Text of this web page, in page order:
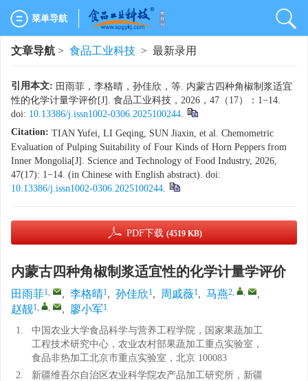
菜单导航
文章导航 > 食品工业科技 > 最新录用
引用本文: 田雨菲，李格晴，孙佳欣，等. 内蒙古四种角椒制浆适宜
性的化学计量学评价[J]. 食品工业科技，2026，47（17）：1−14.
doi: 10.13386/j.issn1002-0306.2025100244.
Citation: TIAN Yufei, LI Geqing, SUN Jiaxin, et al. Chemometric
Evaluation of Pulping Suitability of Four Kinds of Horn Peppers from
Inner Mongolia[J]. Science and Technology of Food Industry, 2026,
47(17): 1−14. (in Chinese with English abstract). doi:
10.13386/j.issn1002-0306.2025100244.
PDF下载 (4519 KB)
内蒙古四种角椒制浆适宜性的化学计量学评价
田雨菲1, , 李格晴1, 孙佳欣1, 周戚薇1, 马燕2, ,
,
赵靓1, , , 廖小军1
1.
中国农业大学食品科学与营养工程学院，国家果蔬加工
工程技术研究中心，农业农村部果蔬加工重点实验室，
食品非热加工北京市重点实验室，北京 100083
2.
新疆维吾尔自治区农业科学院农产品加工研究所，新疆